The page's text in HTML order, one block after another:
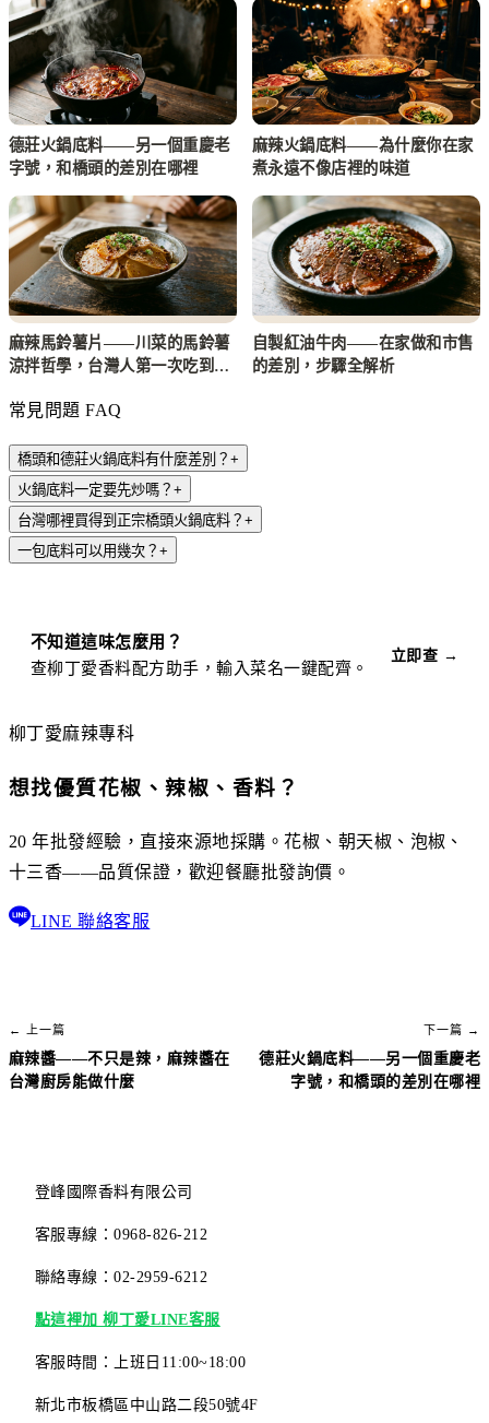
德莊火鍋底料——另一個重慶老
字號，和橋頭的差別在哪裡
麻辣火鍋底料——為什麼你在家
煮永遠不像店裡的味道
麻辣馬鈴薯片——川菜的馬鈴薯
涼拌哲學，台灣人第一次吃到都
自製紅油牛肉——在家做和市售
的差別，步驟全解析
常見問題 FAQ
橋頭和德莊火鍋底料有什麼差別？ +
火鍋底料一定要先炒嗎？ +
台灣哪裡買得到正宗橋頭火鍋底料？ +
一包底料可以用幾次？ +
不知道這味怎麼用？
查柳丁愛香料配方助手，輸入菜名一鍵配齊。
立即查 →
柳丁愛麻辣專科
想找優質花椒、辣椒、香料？
20 年批發經驗，直接來源地採購。花椒、朝天椒、泡椒、
十三香——品質保證，歡迎餐廳批發詢價。
LINE 聯絡客服
← 上一篇
麻辣醬——不只是辣，麻辣醬在
台灣廚房能做什麼
下一篇 →
德莊火鍋底料——另一個重慶老
字號，和橋頭的差別在哪裡
登峰國際香料有限公司
客服專線：0968-826-212
聯絡專線：02-2959-6212
點這裡加 柳丁愛LINE客服
客服時間：上班日11:00~18:00
新北市板橋區中山路二段50號4F